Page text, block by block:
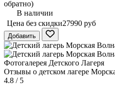
обратно)
В наличии
Цена без скидки27990 руб
Добавить
Фотогалерея Детского Лагеря
Отзывы о детском лагере
4.8 / 5